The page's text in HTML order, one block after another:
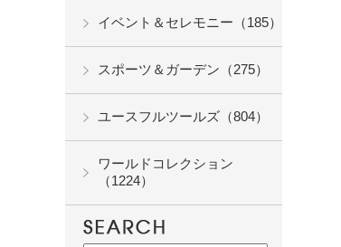
イベント＆セレモニー（185）
スポーツ＆ガーデン（275）
ユースフルツールズ（804）
ワールドコレクション
（1224）